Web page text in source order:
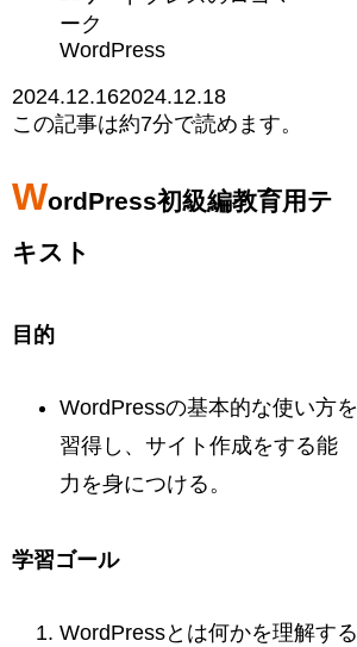
WordPress
2024.12.162024.12.18
この記事は約7分で読めます。
WordPress初級編教育用テ
キスト
目的
WordPressの基本的な使い方を
習得し、サイト作成をする能
力を身につける。
学習ゴール
WordPressとは何かを理解する